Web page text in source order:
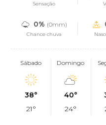
Sensação
0% (0mm)
Chance chuva
Sábado
38°
21°
Domingo
40°
24°